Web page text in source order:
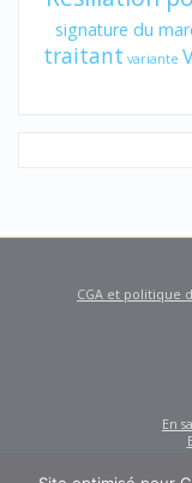
signature du
traitant variante
CGA et politique
En